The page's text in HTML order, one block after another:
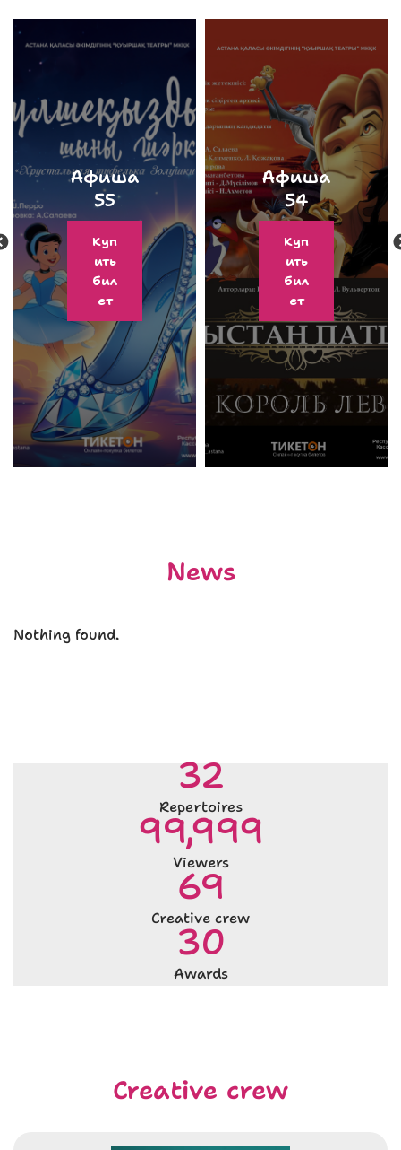
Афиша
55
Куп
ить
бил
ет
Афиша
54
Куп
ить
бил
ет
News
Nothing found.
32
Repertoires
100,000
Viewers
69
Creative crew
30
Awards
Creative crew